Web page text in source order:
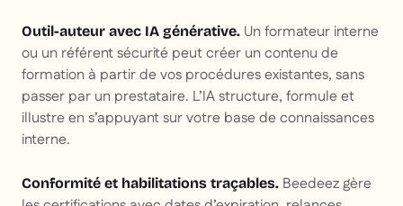
Outil-auteur avec IA générative. Un formateur interne
ou un référent sécurité peut créer un contenu de
formation à partir de vos procédures existantes, sans
passer par un prestataire. L’IA structure, formule et
illustre en s’appuyant sur votre base de connaissances
interne.
Conformité et habilitations traçables. Beedeez gère